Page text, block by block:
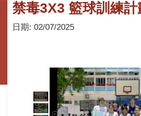
禁毒3X3 籃球訓練計
日期: 02/07/2025